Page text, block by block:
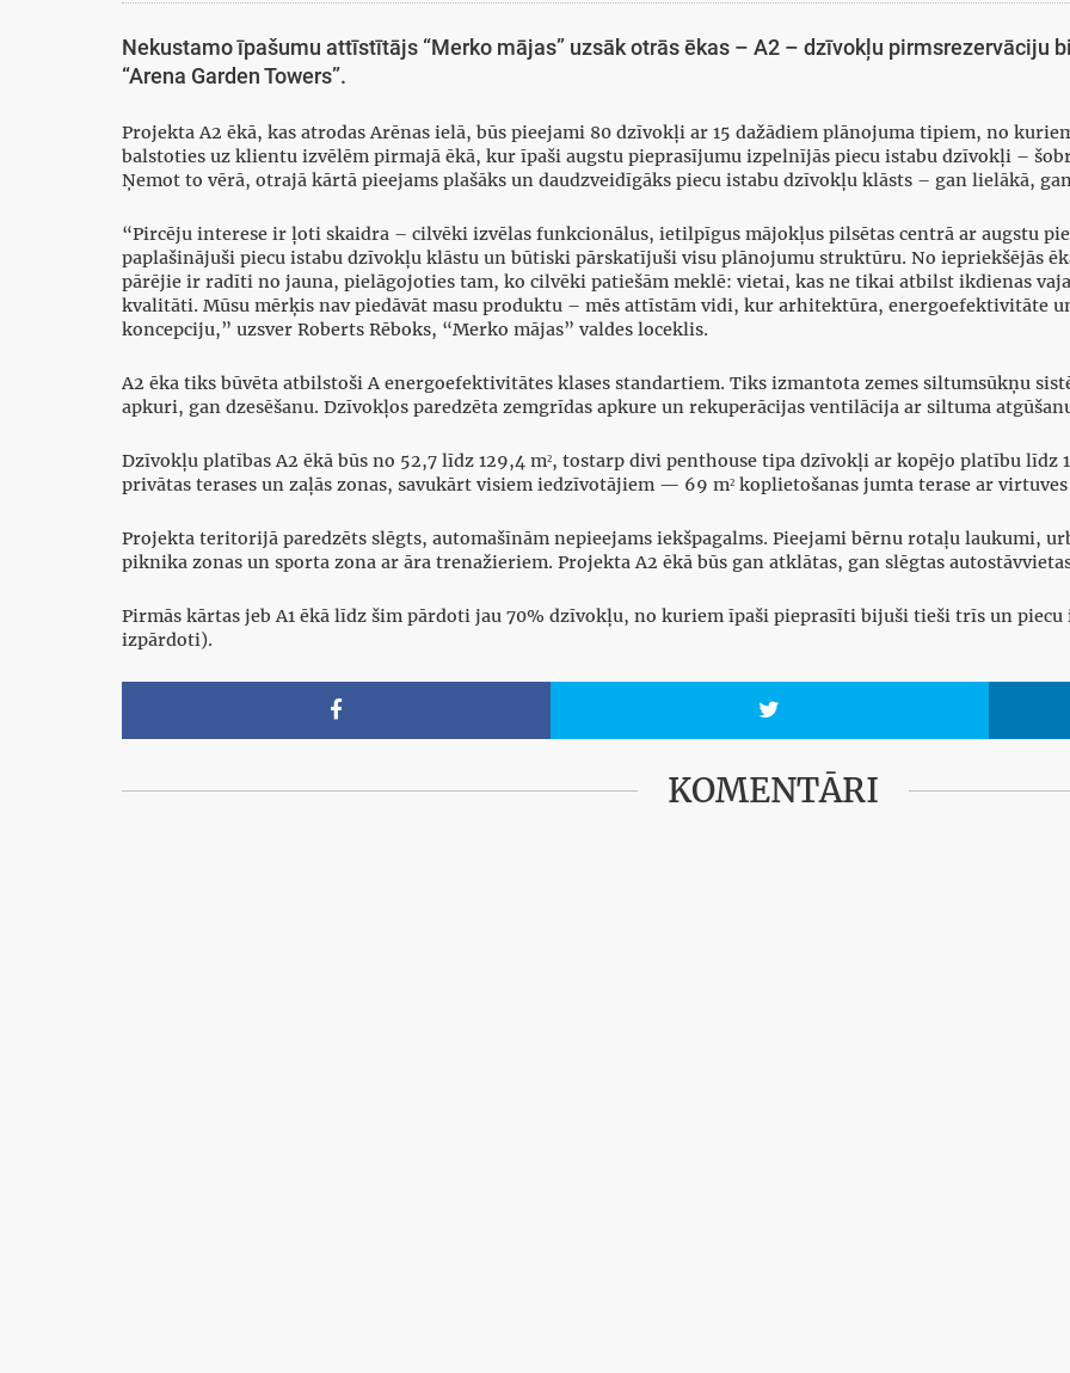
Nekustamo īpašumu attīstītājs “Merko mājas” uzsāk otrās ēkas – A2 – dzīvokļu pirmsrezervāciju
“Arena Garden Towers”.
Projekta A2 ēkā, kas atrodas Arēnas ielā, būs pieejami 80 dzīvokļi ar 15 dažādiem plānojuma tipiem, no
balstoties uz klientu izvēlēm pirmajā ēkā, kur īpaši augstu pieprasījumu izpelnījās piecu istabu dzīvokļi –
Ņemot to vērā, otrajā kārtā pieejams plašāks un daudzveidīgāks piecu istabu dzīvokļu klāsts – gan lielākā,
“Pircēju interese ir ļoti skaidra – cilvēki izvēlas funkcionālus, ietilpīgus mājokļus pilsētas centrā ar augstu
paplašinājuši piecu istabu dzīvokļu klāstu un būtiski pārskatījuši visu plānojumu struktūru. No iepriekšējās
pārējie ir radīti no jauna, pielāgojoties tam, ko cilvēki patiešām meklē: vietai, kas ne tikai atbilst ikdienas
kvalitāti. Mūsu mērķis nav piedāvāt masu produktu – mēs attīstām vidi, kur arhitektūra, energoefektivitāte
koncepciju,” uzsver Roberts Rēboks, “Merko mājas” valdes loceklis.
A2 ēka tiks būvēta atbilstoši A energoefektivitātes klases standartiem. Tiks izmantota zemes siltumsūkņu
apkuri, gan dzesēšanu. Dzīvokļos paredzēta zemgrīdas apkure un rekuperācijas ventilācija ar siltuma
Dzīvokļu platības A2 ēkā būs no 52,7 līdz 129,4 m², tostarp divi penthouse tipa dzīvokļi ar kopējo platību līdz
privātas terases un zaļās zonas, savukārt visiem iedzīvotājiem — 69 m² koplietošanas jumta terase ar
Projekta teritorijā paredzēts slēgts, automašīnām nepieejams iekšpagalms. Pieejami bērnu rotaļu laukumi,
piknika zonas un sporta zona ar āra trenažieriem. Projekta A2 ēkā būs gan atklātas, gan slēgtas
Pirmās kārtas jeb A1 ēkā līdz šim pārdoti jau 70% dzīvokļu, no kuriem īpaši pieprasīti bijuši tieši trīs un
izpārdoti).
 
KOMENTĀRI